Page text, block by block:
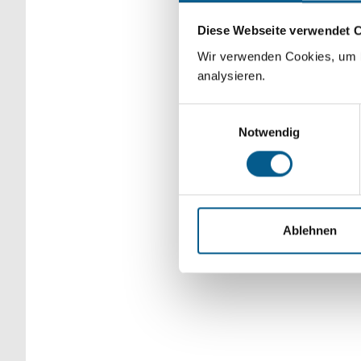
Diese Webseite verwendet
Wir verwenden Cookies,
analysieren.
Notwendig
Ablehnen
Bitte Suchbegriff
verfeinert werden.